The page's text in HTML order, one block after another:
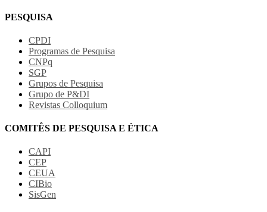
PESQUISA
CPDI
Programas de Pesquisa
CNPq
SGP
Grupos de Pesquisa
Grupo de P&DI
Revistas Colloquium
COMITÊS DE PESQUISA E ÉTICA
CAPI
CEP
CEUA
CIBio
SisGen